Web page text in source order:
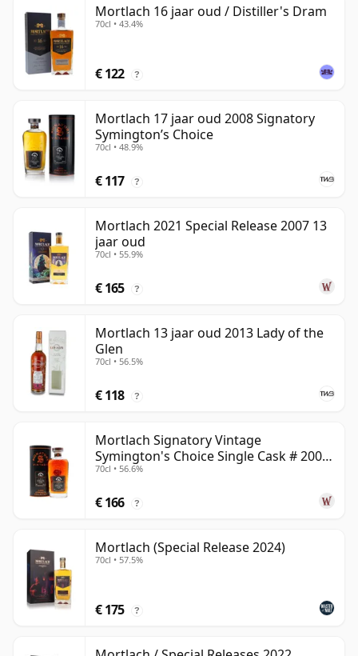
Mortlach 16 jaar oud / Distiller's Dram
70cl • 43.4%
€ 122 ?
Mortlach 17 jaar oud 2008 Signatory
Symington’s Choice
70cl • 48.9%
€ 117 ?
Mortlach 2021 Special Release 2007 13
jaar oud
70cl • 55.9%
€ 165 ?
Mortlach 13 jaar oud 2013 Lady of the
Glen
70cl • 56.5%
€ 118 ?
Mortlach Signatory Vintage
Symington's Choice Single Cask # 2007
17 jaar oud
70cl • 56.6%
€ 166 ?
Mortlach (Special Release 2024)
70cl • 57.5%
€ 175 ?